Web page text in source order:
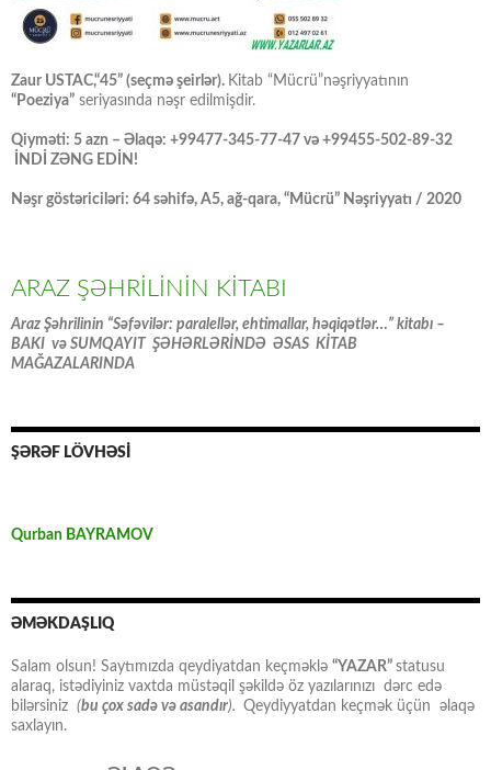
Zaur USTAC,“45” (seçmə şeirlər). Kitab “Mücrü”nəşriyyatının
“Poeziya” seriyasında nəşr edilmişdir.
Qiyməti: 5 azn – Əlaqə: +99477-345-77-47 və +99455-502-89-32
İNDİ ZƏNG EDİN!
Nəşr göstəriciləri: 64 səhifə, A5, ağ-qara, “Mücrü” Nəşriyyatı / 2020
ARAZ ŞƏHRİLİNİN KİTABI
Araz Şəhrilinin “Səfəvilər: paralellər, ehtimallar, həqiqətlər…” kitabı –
BAKI və SUMQAYIT ŞƏHƏRLƏRİNDƏ ƏSAS KİTAB
MAĞAZALARINDA
ŞƏRƏF LÖVHƏSİ
Qurban BAYRAMOV
ƏMƏKDAŞLIQ
Salam olsun! Saytımızda qeydiyatdan keçməklə “YAZAR” statusu
alaraq, istədiyiniz vaxtda müstəqil şəkildə öz yazılarınızı dərc edə
bilərsiniz (bu çox sadə və asandır). Qeydiyyatdan keçmək üçün əlaqə
saxlayın.